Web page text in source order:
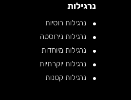
נרגילות
נרגילות רוסיות
נרגילות נירוסטה
נרגילות מיוחדות
נרגילות יוקרתיות
נרגילות קטנות